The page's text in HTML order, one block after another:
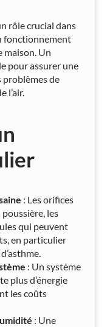
rôle crucial dans
fonctionnement
maison. Un
pour assurer une
de
l’air.
: Les orifices
les
qui peuvent
en particulier
: Un système
plus d’énergie
les coûts
: Une